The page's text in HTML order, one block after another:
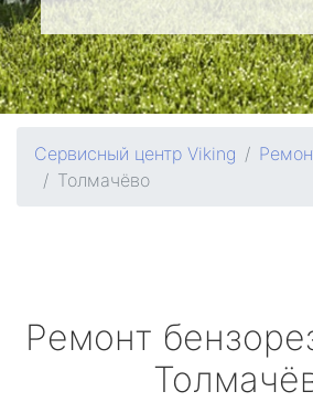
Сервисный центр Viking
Толмачёво
Ремонт